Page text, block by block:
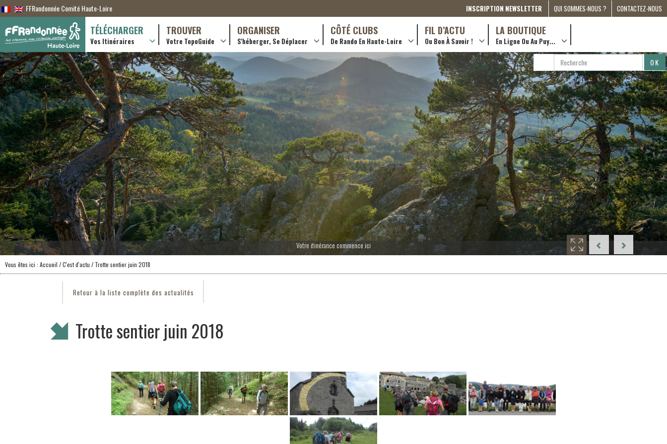
Votre itinérance commence ici
FFRandonnée Comité Haute-Loire INSCRIPTION NEWSLETTER
QUI SOMMES-NOUS ?
A PROPOS
PRESSE
PARTENARIATS
ESPACE MÉDIA
COMPAGNON DE ROUTE
2022
CONTACTEZ-NOUS
TÉLÉCHARGER
Vos Itinéraires
TROUVER
Votre TopoGuide
Randonnées itinerantes (GR)
Randonnées à la journée (PR)
Boutique en ligne
Pratique & conseils
ORGANISER
S'héberger, Se Déplacer
Hôtellerie
Gîtes et chambres d’hôtes
Campings
Restaurants
Transporteurs & services
CÔTÉ CLUBS
De Rando En Haute-Loire
Formations en rando 2024
Rando douce
Trouver un club
Adhérer
Créer un club
Ordre de mission et note de frais
FIL D’ACTU
Ou Bon À Savoir !
LA BOUTIQUE
En Ligne Ou Au Puy...
… en ville !
…en ligne !
RECHERCHER
RECHERCHE
PARTAGER
Vous êtes ici : Accueil /C'est d'actu / Trotte sentier juin 2018
Retour à la liste complète des actualités
Trotte sentier juin 2018